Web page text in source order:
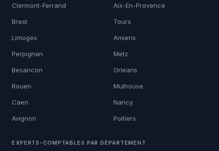
Clermont-Ferrand Aix-En-Provence
Brest Tours
Limoges Amiens
Perpignan Metz
Besancon Orleans
Rouen Mulhouse
Caen Nancy
Avignon Poitiers
EXPERTS-COMPTABLES PAR DÉPARTEMENT